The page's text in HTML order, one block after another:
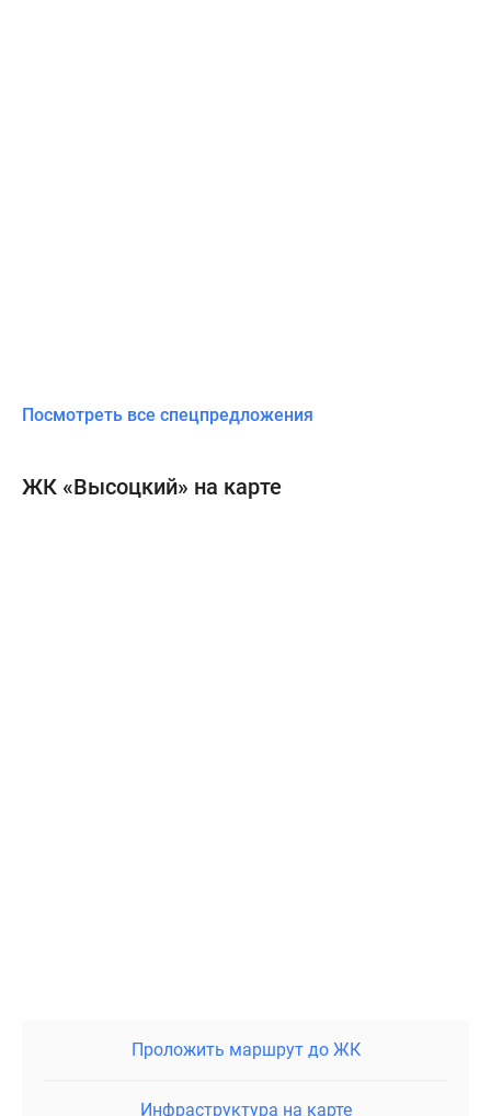
Посмотреть все спецпредложения
ЖК «Высоцкий» на карте
Проложить маршрут до ЖК
Инфраструктура на карте